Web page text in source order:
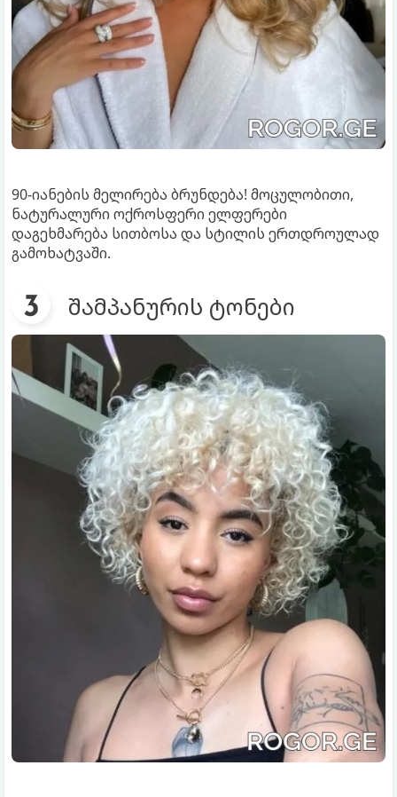
90-იანების მელირება ბრუნდება! მოცულობითი,
ნატურალური ოქროსფერი ელფერები
დაგეხმარება სითბოსა და სტილის ერთდროულად
გამოხატვაში.
შამპანურის ტონები